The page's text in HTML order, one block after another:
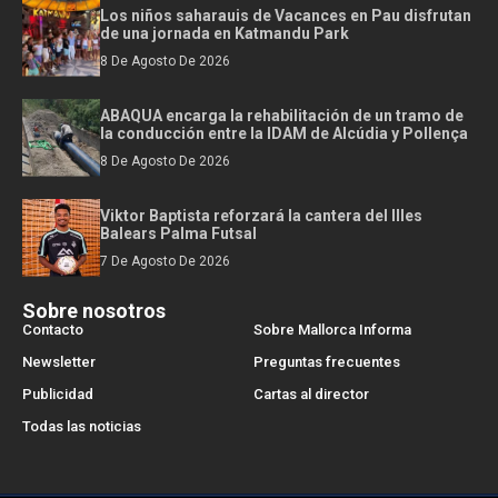
Los niños saharauis de Vacances en Pau disfrutan
de una jornada en Katmandu Park
8 De Agosto De 2026
ABAQUA encarga la rehabilitación de un tramo de
la conducción entre la IDAM de Alcúdia y Pollença
8 De Agosto De 2026
Viktor Baptista reforzará la cantera del Illes
Balears Palma Futsal
7 De Agosto De 2026
Sobre nosotros
Contacto
Sobre Mallorca Informa
Newsletter
Preguntas frecuentes
Publicidad
Cartas al director
Todas las noticias